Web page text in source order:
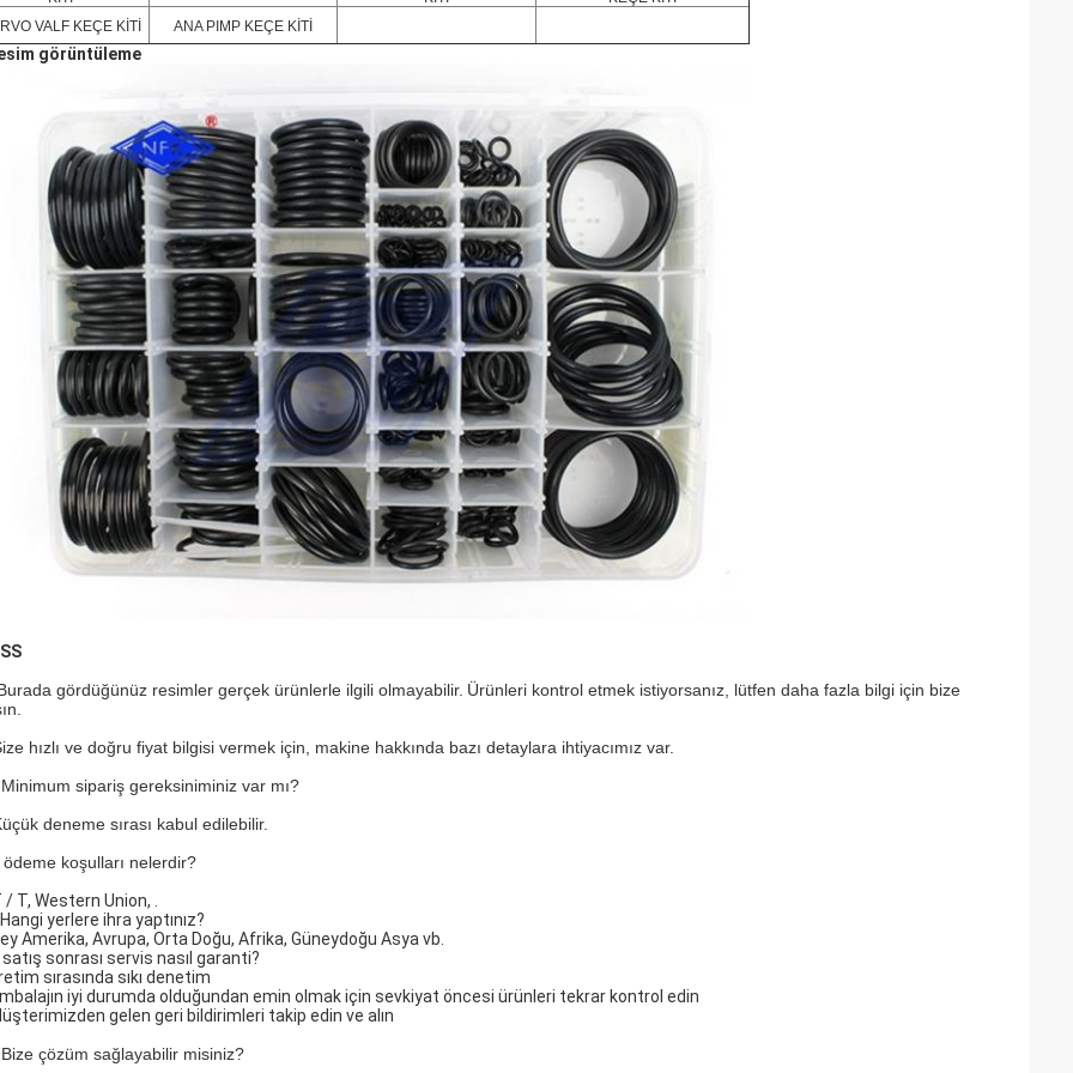
VALF KEÇE KİTİ
ANA PIMP KEÇE KİTİ
görüntüleme
gördüğünüz resimler gerçek ürünlerle ilgili olmayabilir. Ürünleri kontrol etmek istiyorsanız, lütfen daha fazla bilgi için bize
hızlı ve doğru fiyat bilgisi vermek için, makine hakkında bazı detaylara ihtiyacımız var.
sipariş gereksiniminiz var mı?
deneme sırası kabul edilebilir.
koşulları nelerdir?
/ T, Western Union, .
Hangi yerlere ihra yaptınız?
Amerika, Avrupa, Orta Doğu, Afrika, Güneydoğu Asya vb.
satış sonrası servis nasıl garanti?
sırasında sıkı denetim
iyi durumda olduğundan emin olmak için sevkiyat öncesi ürünleri tekrar kontrol edin
gelen geri bildirimleri takip edin ve alın
çözüm sağlayabilir misiniz?